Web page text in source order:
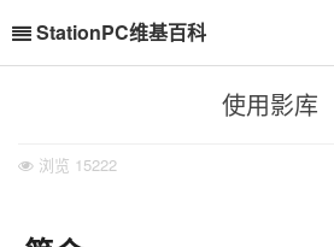
StationPC维基百科
使用影库
浏览 15222